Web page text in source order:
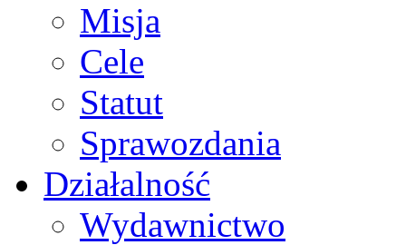
Misja
Cele
Statut
Sprawozdania
Działalność
Wydawnictwo